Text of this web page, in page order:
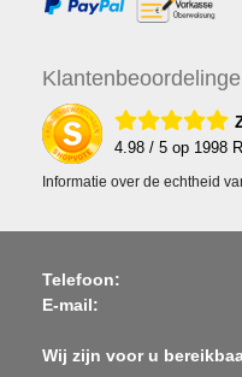
Klanten
4.98 / 5 op 1998
Informatie over de echtheid
Telefoon:
E-mail:
Wij zijn voor u